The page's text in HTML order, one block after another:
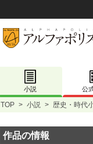
小説 公
TOP > 小説 > 歴史・時代
作品の情報